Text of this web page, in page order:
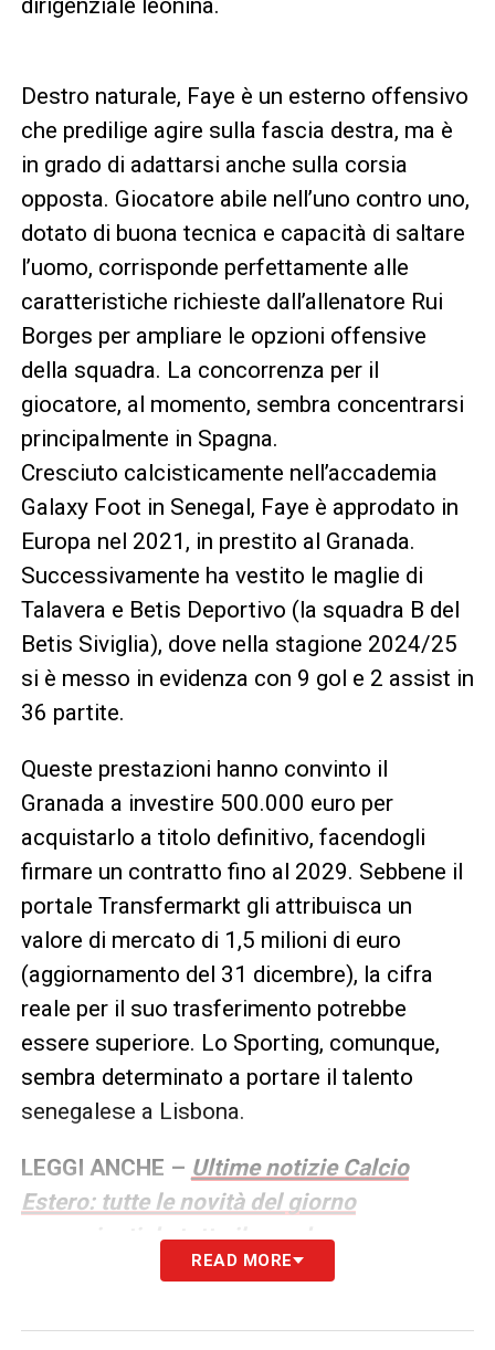
Destro naturale, Faye è un esterno offensivo
che predilige agire sulla fascia destra, ma è
in grado di adattarsi anche sulla corsia
opposta. Giocatore abile nell’uno contro uno,
dotato di buona tecnica e capacità di saltare
l’uomo, corrisponde perfettamente alle
caratteristiche richieste dall’allenatore Rui
Borges per ampliare le opzioni offensive
della squadra. La concorrenza per il
giocatore, al momento, sembra concentrarsi
principalmente in Spagna.
Cresciuto calcisticamente nell’accademia
Galaxy Foot in Senegal, Faye è approdato in
Europa nel 2021, in prestito al Granada.
Successivamente ha vestito le maglie di
Talavera e Betis Deportivo (la squadra B del
Betis Siviglia), dove nella stagione 2024/25
si è messo in evidenza con 9 gol e 2 assist in
36 partite.
Queste prestazioni hanno convinto il
Granada a investire 500.000 euro per
acquistarlo a titolo definitivo, facendogli
firmare un contratto fino al 2029. Sebbene il
portale Transfermarkt gli attribuisca un
valore di mercato di 1,5 milioni di euro
(aggiornamento del 31 dicembre), la cifra
reale per il suo trasferimento potrebbe
essere superiore. Lo Sporting, comunque,
sembra determinato a portare il talento
senegalese a Lisbona.
LEGGI ANCHE – Ultime notizie Calcio
Estero: tutte le novità del giorno
provenienti da tutto il mondo
READ MORE